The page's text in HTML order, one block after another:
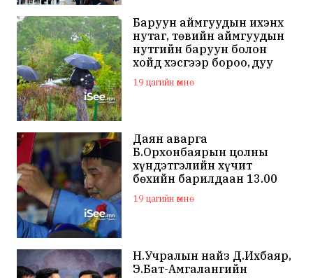
Баруун аймгуудын ихэнх
нутаг, төвийн аймгуудын
нутгийн баруун болон
хойд хэсгээр бороо, дуу
цахилгаантай аадар бороо
19 цагийн өмнө
Даян аварга
Б.Орхонбаярын цолны
хүндэтгэлийн хүчит
бөхийн барилдаан 13.00
цагаас эхэлнэ
19 цагийн өмнө
Н.Учралын найз Д.Ихбаяр,
Э.Бат-Амгалангийн